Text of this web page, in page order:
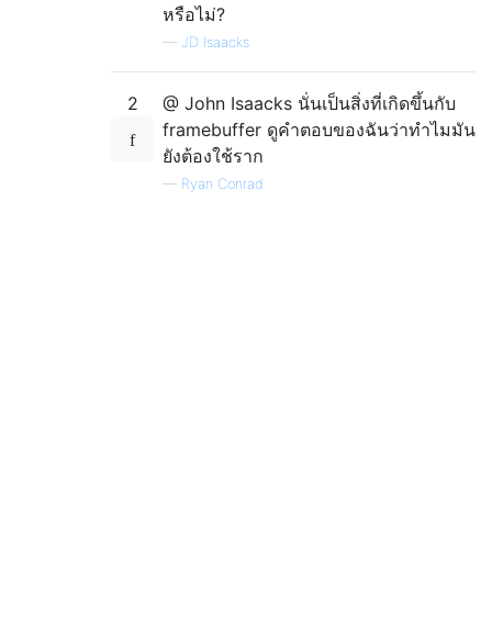
หรือไม่?
— JD Isaacks
2
@ John Isaacks นั่นเป็นสิ่งที่เกิดขึ้นกับ
framebuffer ดูคำตอบของฉันว่าทำไมมัน
ยังต้องใช้ราก
— Ryan Conrad